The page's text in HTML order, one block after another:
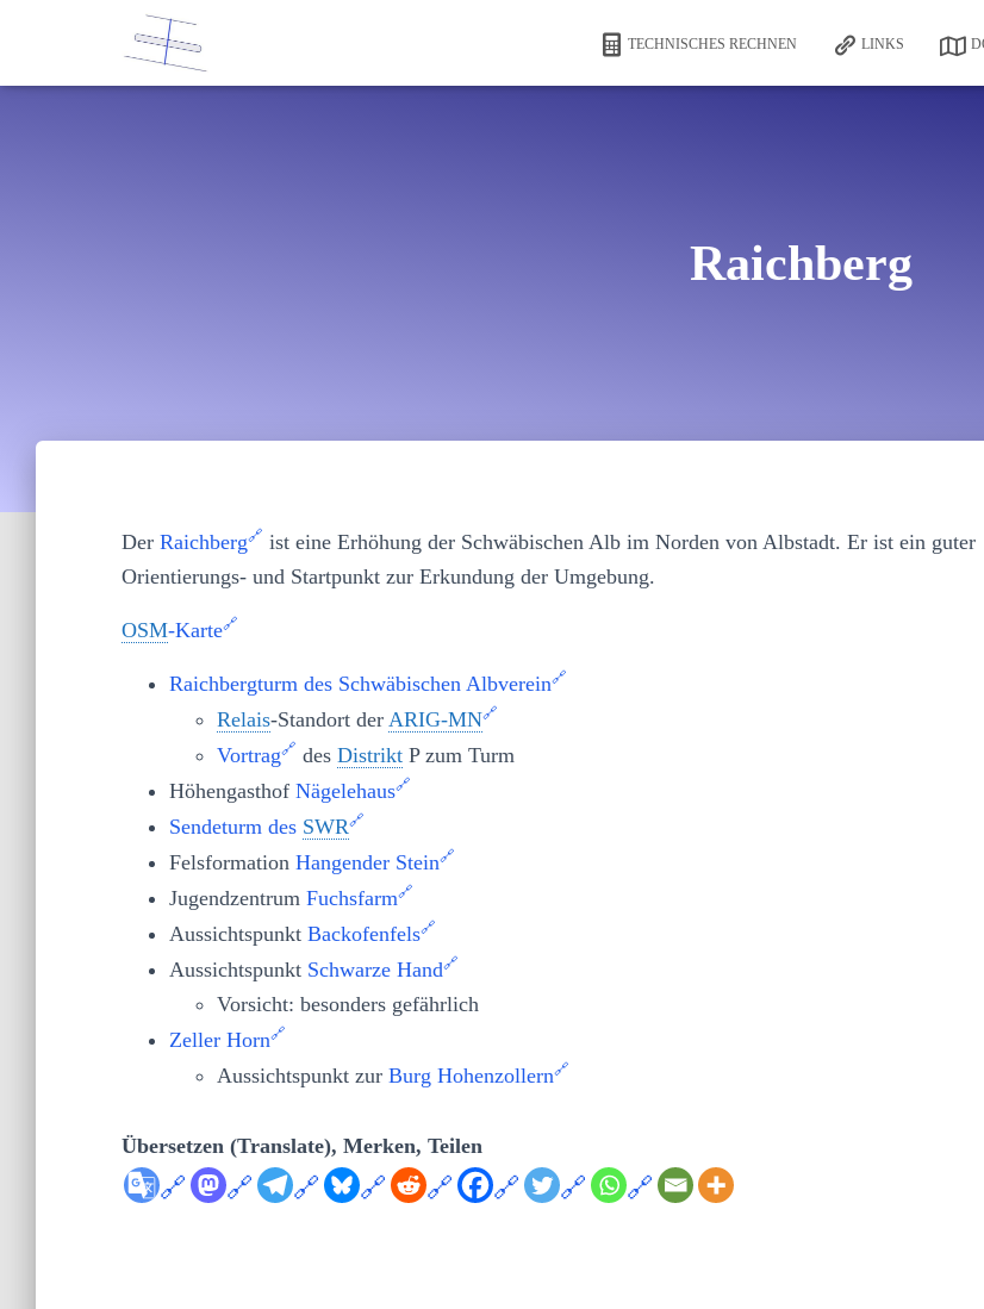
TECHNISCHES RECHNEN LINKS
Raichberg
Der Raichberg
ist eine Erhöhung der Schwäbischen Alb im Norden von Albstadt. Er ist ein guter
Orientierungs- und Startpunkt zur Erkundung der Umgebung.
OSM-Karte
Raichbergturm des Schwäbischen Albverein
Relais-Standort der ARIG-MN
Vortrag
des Distrikt P zum Turm
Höhengasthof Nägelehaus
Sendeturm des SWR
Felsformation Hangender Stein
Jugendzentrum Fuchsfarm
Aussichtspunkt Backofenfels
Aussichtspunkt Schwarze Hand
Vorsicht: besonders gefährlich
Zeller Horn
Aussichtspunkt zur Burg Hohenzollern
Übersetzen (Translate), Merken, Teilen